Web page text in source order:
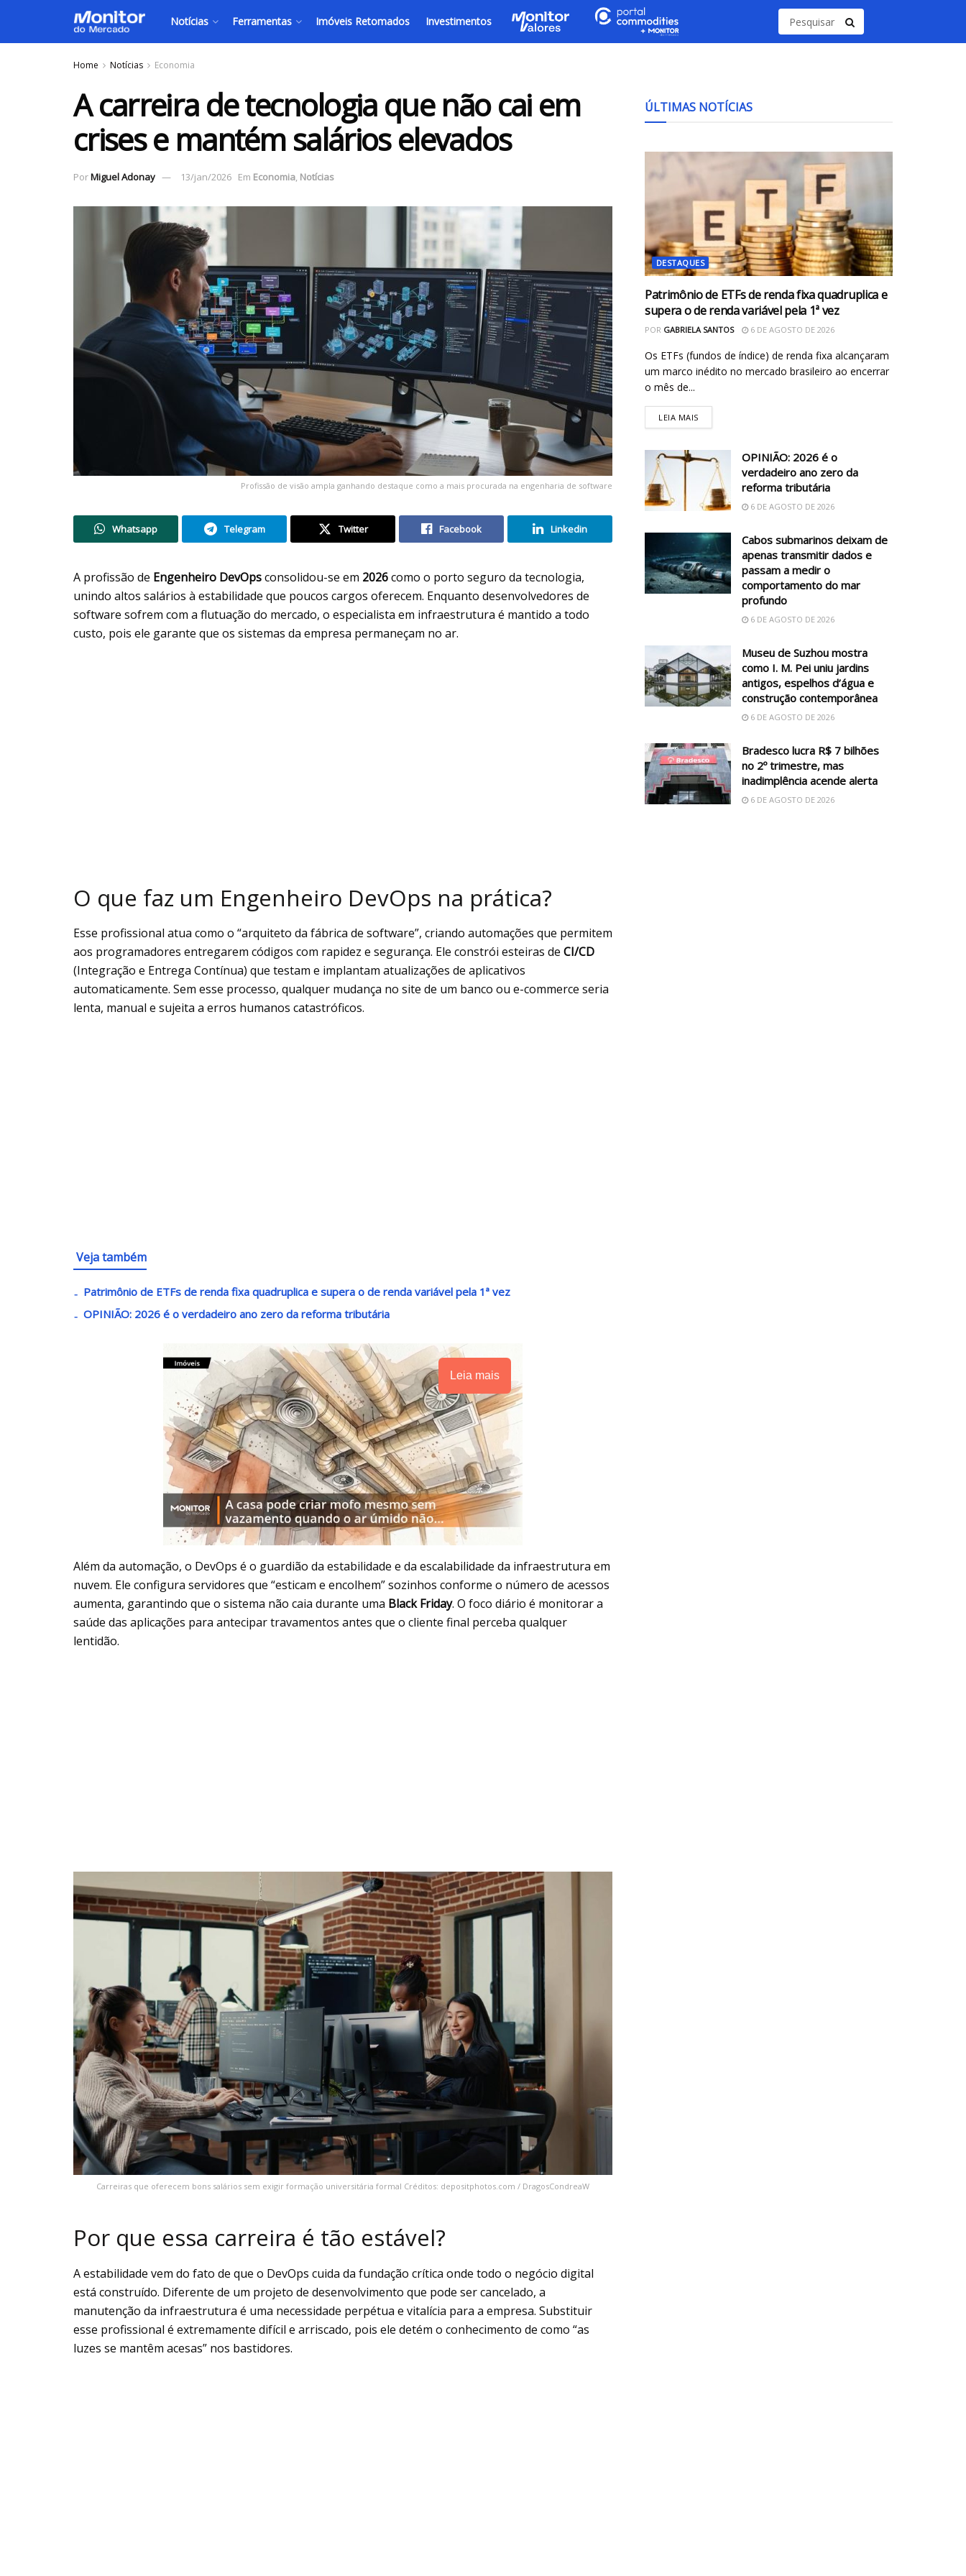
Notícias Ferramentas Imóveis Retomados Investimentos
Home Notícias Economia
A carreira de tecnologia que não cai em
crises e mantém salários elevados
PorMiguel Adonay 13/jan/2026 Em Economia, Notícias
Profissão de visão ampla ganhando destaque como a mais procurada na engenharia de software
Whatsapp Telegram Twitter Facebook Linkedin
A profissão de Engenheiro DevOpsconsolidou-se em 2026como o porto seguro da tecnologia,
unindo altos salários à estabilidade que poucos cargos oferecem. Enquanto desenvolvedores de
software sofrem com a flutuação do mercado, o especialista em infraestrutura é mantido a todo
custo, pois ele garante que os sistemas da empresa permaneçam no ar.
O que faz um Engenheiro DevOps na prática?
Esse profissional atua como o “arquiteto da fábrica de software”, criando automações que permitem
aos programadores entregarem códigos com rapidez e segurança. Ele constrói esteiras de CI/CD
(Integração e Entrega Contínua) que testam e implantam atualizações de aplicativos
automaticamente. Sem esse processo, qualquer mudança no site de um banco ou e-commerce seria
lenta, manual e sujeita a erros humanos catastróficos.
Veja também
Patrimônio de ETFs de renda fixa quadruplica e supera o de renda variável pela 1ª vez
OPINIÃO: 2026 é o verdadeiro ano zero da reforma tributária
Leia mais
Além da automação, o DevOps é o guardião da estabilidade e da escalabilidade da infraestrutura em
nuvem. Ele configura servidores que “esticam e encolhem” sozinhos conforme o número de acessos
aumenta, garantindo que o sistema não caia durante uma Black Friday. O foco diário é monitorar a
saúde das aplicações para antecipar travamentos antes que o cliente final perceba qualquer
lentidão.
Carreiras que oferecem bons salários sem exigir formação universitária formal Créditos: depositphotos.com / DragosCondreaW
Por que essa carreira é tão estável?
A estabilidade vem do fato de que o DevOps cuida da fundação crítica onde todo o negócio digital
está construído. Diferente de um projeto de desenvolvimento que pode ser cancelado, a
manutenção da infraestrutura é uma necessidade perpétua e vitalícia para a empresa. Substituir
esse profissional é extremamente difícil e arriscado, pois ele detém o conhecimento de como “as
luzes se mantêm acesas” nos bastidores.
ÚLTIMAS NOTÍCIAS
DESTAQUES
Patrimônio de ETFs de renda fixa quadruplica e
supera o de renda variável pela 1ª vez
POR GABRIELA SANTOS 6 DE AGOSTO DE 2026
Os ETFs (fundos de índice) de renda fixa alcançaram
um marco inédito no mercado brasileiro ao encerrar
o mês de...
LEIA MAIS
OPINIÃO: 2026 é o
verdadeiro ano zero da
reforma tributária
6 DE AGOSTO DE 2026
Cabos submarinos deixam de
apenas transmitir dados e
passam a medir o
comportamento do mar
profundo
6 DE AGOSTO DE 2026
Museu de Suzhou mostra
como I. M. Pei uniu jardins
antigos, espelhos d’água e
construção contemporânea
6 DE AGOSTO DE 2026
Bradesco lucra R$ 7 bilhões
no 2º trimestre, mas
inadimplência acende alerta
6 DE AGOSTO DE 2026